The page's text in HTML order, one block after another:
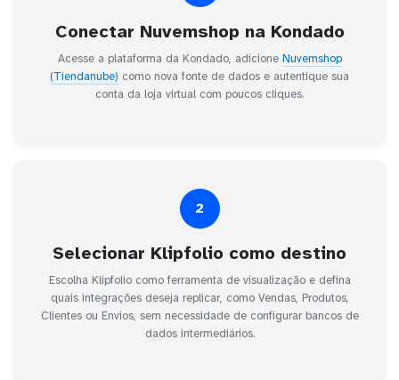
Conectar Nuvemshop na Kondado
Acesse a plataforma da Kondado, adicione Nuvemshop
(Tiendanube) como nova fonte de dados e autentique sua
conta da loja virtual com poucos cliques.
2
Selecionar Klipfolio como destino
Escolha Klipfolio como ferramenta de visualização e defina
quais integrações deseja replicar, como Vendas, Produtos,
Clientes ou Envios, sem necessidade de configurar bancos de
dados intermediários.